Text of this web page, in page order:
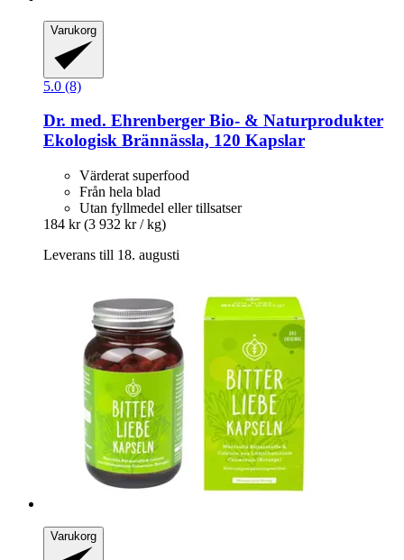
Varukorg
5.0 (8)
Dr. med. Ehrenberger Bio- & Naturprodukter
Ekologisk Brännässla, 120 Kapslar
Värderat superfood
Från hela blad
Utan fyllmedel eller tillsatser
184 kr (3 932 kr / kg)
Leverans till 18. augusti
Varukorg